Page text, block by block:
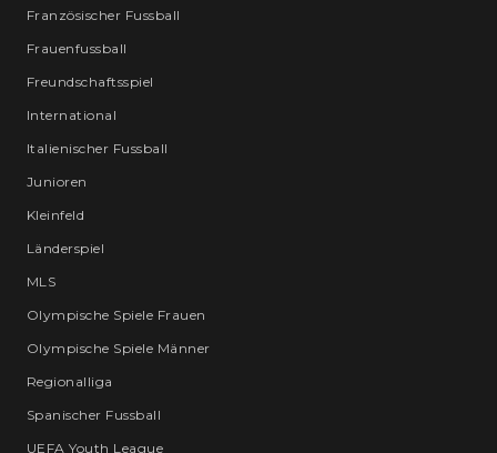
Französischer Fussball
Frauenfussball
Freundschaftsspiel
International
Italienischer Fussball
Junioren
Kleinfeld
Länderspiel
MLS
Olympische Spiele Frauen
Olympische Spiele Männer
Regionalliga
Spanischer Fussball
UEFA Youth League